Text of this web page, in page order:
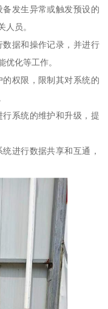
发生异常或触发预设的
人员。
据和操作记录，并进行
化等工作。
权限，限制其对系统的
系统的维护和升级，提
进行数据共享和互通，